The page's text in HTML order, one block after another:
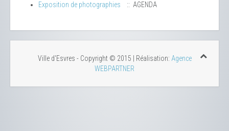
Exposition de photographies
:: AGENDA
Ville d'Esvres - Copyright © 2015 | Réalisation: Agence
WEBPARTNER